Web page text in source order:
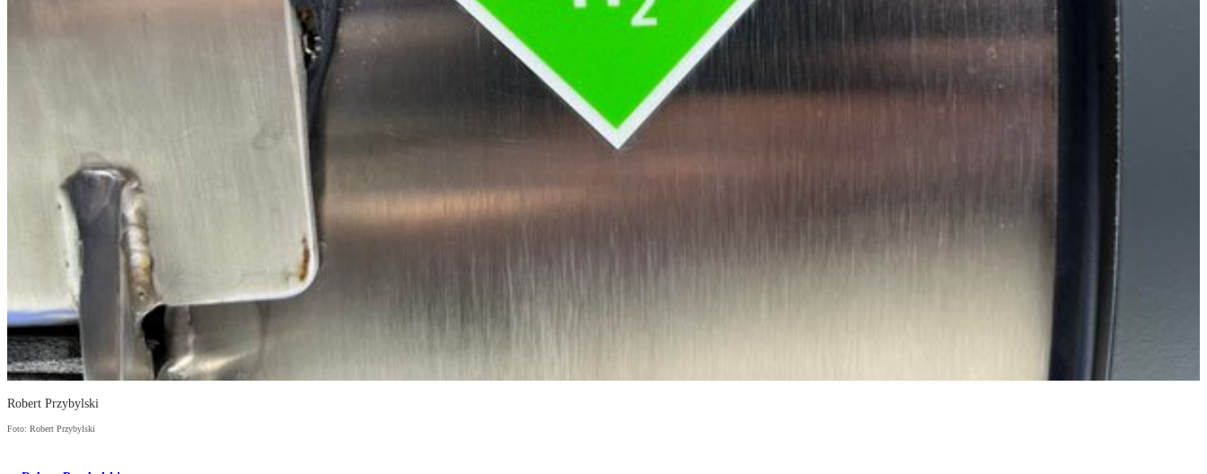
Robert Przybylski
Foto: Robert Przybylski